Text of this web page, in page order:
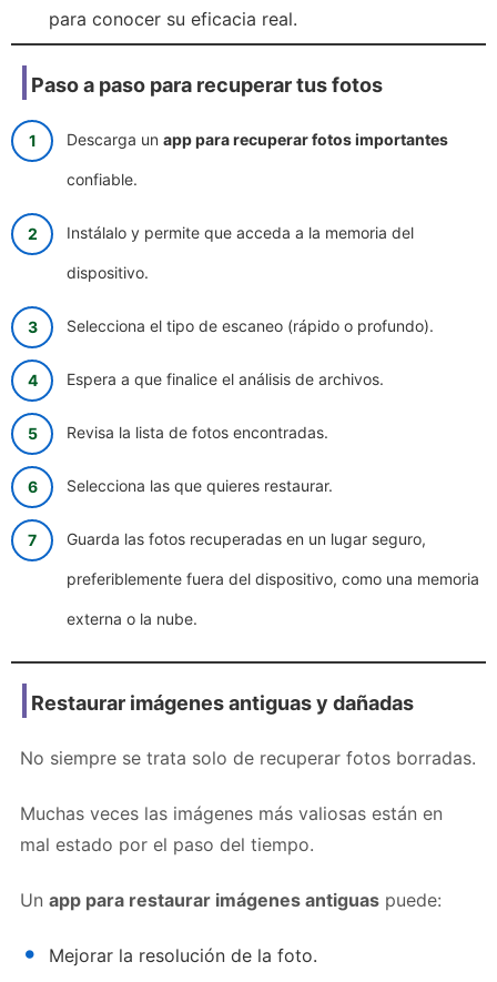
para conocer su eficacia real.
Paso a paso para recuperar tus fotos
Descarga un app para recuperar fotos importantes
confiable.
Instálalo y permite que acceda a la memoria del
dispositivo.
Selecciona el tipo de escaneo (rápido o profundo).
Espera a que finalice el análisis de archivos.
Revisa la lista de fotos encontradas.
Selecciona las que quieres restaurar.
Guarda las fotos recuperadas en un lugar seguro,
preferiblemente fuera del dispositivo, como una memoria
externa o la nube.
Restaurar imágenes antiguas y dañadas
No siempre se trata solo de recuperar fotos borradas.
Muchas veces las imágenes más valiosas están en
mal estado por el paso del tiempo.
Un app para restaurar imágenes antiguas puede:
Mejorar la resolución de la foto.